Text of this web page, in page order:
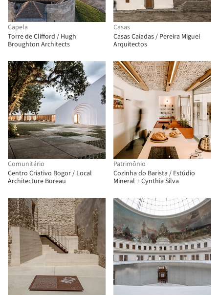
Capela
Torre de Clifford / Hugh
Broughton Architects
Casas
Casas Caiadas / Pereira Miguel
Arquitectos
Comunitário
Centro Criativo Bogor / Local
Architecture Bureau
Patrimônio
Cozinha do Barista / Estúdio
Mineral + Cynthia Silva